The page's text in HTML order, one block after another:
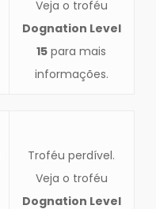
Veja o troféu
Dognation Level
15 para mais
informações.
Troféu perdível.
Veja o troféu
Dognation Level